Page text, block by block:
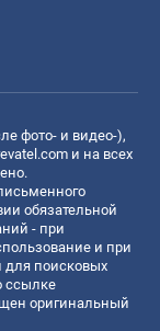
фото- и видео-),
и на всех
обязательной
- при
и при
для поисковых
ссылке
оригинальный